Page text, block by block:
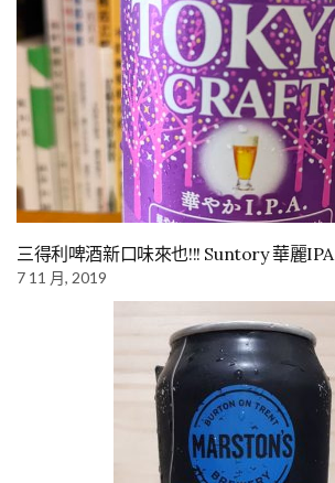
三得利啤酒新口味來也!!! Suntory 華麗IPA
7 11 月, 2019